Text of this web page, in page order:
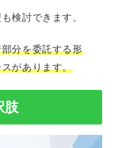
検討できます。
分を委託する形
があります。
肢